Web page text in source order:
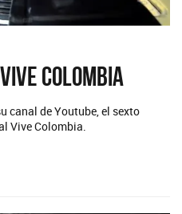
Colombia
canal de Youtube, el sexto
Vive Colombia.